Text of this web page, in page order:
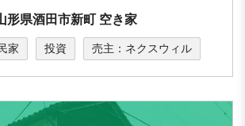
形県酒田市新町 空き家
家 投資 売主：ネクスウィル